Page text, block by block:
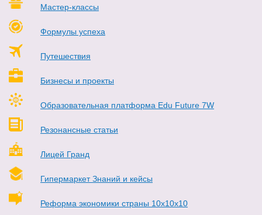
Мастер-классы
Формулы успеха
Путешествия
Бизнесы и проекты
Образовательная платформа Edu Future 7W
Резонансные статьи
Лицей Гранд
Гипермаркет Знаний и кейсы
Реформа экономики страны 10х10х10